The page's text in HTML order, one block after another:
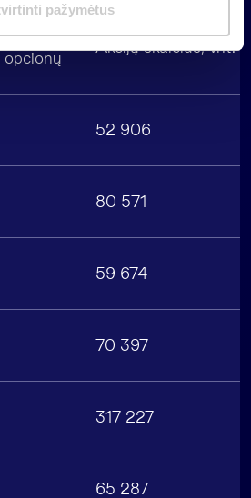
pažymėtus
Akcijų skaičius, vnt.
52 906
80 571
59 674
70 397
317 227
65 287